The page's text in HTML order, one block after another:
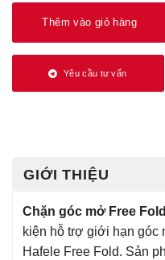
Thêm vào giỏ hàng
Yêu cầu tư vấn
GIỚI THIỆU
Chặn góc mở Free
kiện hỗ trợ giới hạn góc
Hafele Free Fold. Sản